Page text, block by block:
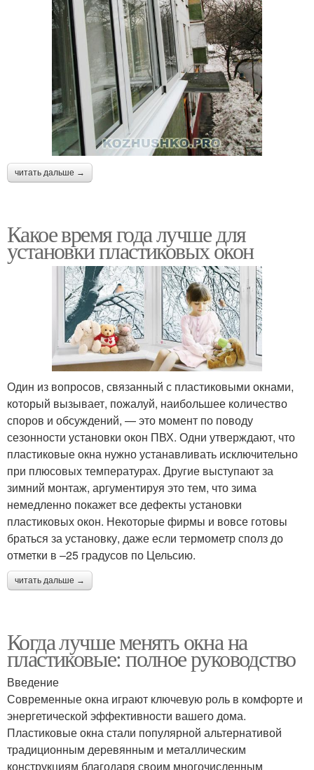
читать дальше →
Какое время года лучше для
установки пластиковых окон
Один из вопросов, связанный с пластиковыми окнами,
который вызывает, пожалуй, наибольшее количество
споров и обсуждений, — это момент по поводу
сезонности установки окон ПВХ. Одни утверждают, что
пластиковые окна нужно устанавливать исключительно
при плюсовых температурах. Другие выступают за
зимний монтаж, аргументируя это тем, что зима
немедленно покажет все дефекты установки
пластиковых окон. Некоторые фирмы и вовсе готовы
браться за установку, даже если термометр сполз до
отметки в –25 градусов по Цельсию.
читать дальше →
Когда лучше менять окна на
пластиковые: полное руководство
Введение
Современные окна играют ключевую роль в комфорте и
энергетической эффективности вашего дома.
Пластиковые окна стали популярной альтернативой
традиционным деревянным и металлическим
конструкциям благодаря своим многочисленным